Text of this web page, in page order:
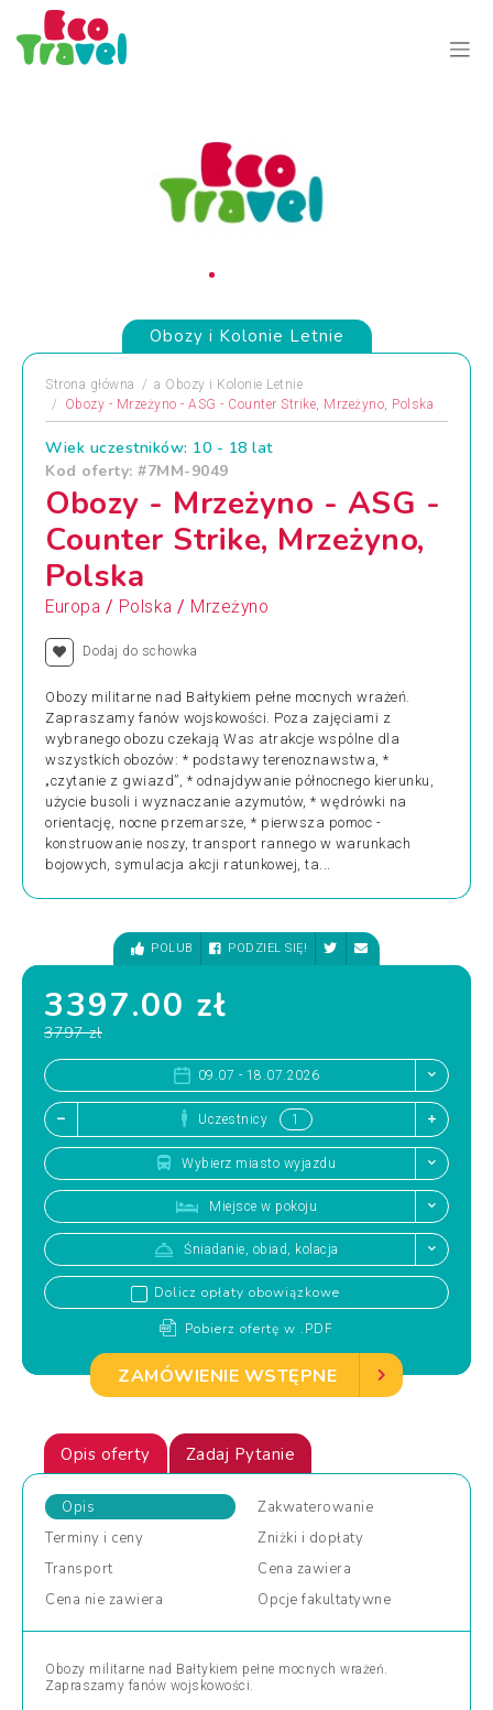
Obozy i Kolonie Letnie
Strona główna a Obozy i Kolonie Letnie
Obozy - Mrzeżyno - ASG - Counter Strike, Mrzeżyno, Polska
Wiek uczestników: 10 - 18 lat
Kod oferty: #7MM-9049
Obozy - Mrzeżyno - ASG -
Counter Strike, Mrzeżyno,
Polska
Europa / Polska / Mrzeżyno
Dodaj do schowka
Obozy militarne nad Bałtykiem pełne mocnych wrażeń.
Zapraszamy fanów wojskowości. Poza zajęciami z
wybranego obozu czekają Was atrakcje wspólne dla
wszystkich obozów: * podstawy terenoznawstwa, *
„czytanie z gwiazd”, * odnajdywanie północnego kierunku,
użycie busoli i wyznaczanie azymutów, * wędrówki na
orientację, nocne przemarsze, * pierwsza pomoc -
konstruowanie noszy, transport rannego w warunkach
bojowych, symulacja akcji ratunkowej, ta...
POLUB PODZIEL SIĘ!
3397.00 zł
3797 zł
09.07 - 18.07.2026
Uczestnicy
Wybierz miasto wyjazdu
Miejsce w pokoju
Śniadanie, obiad, kolacja
Dolicz opłaty obowiązkowe
Pobierz ofertę w .PDF
ZAMÓWIENIE WSTĘPNE
Opis oferty Zadaj Pytanie
Opis
Zakwaterowanie
Terminy i ceny Zniżki i dopłaty
Transport
Cena zawiera
Cena nie zawiera Opcje fakultatywne
Obozy militarne nad Bałtykiem pełne mocnych wrażeń.
Zapraszamy fanów wojskowości.